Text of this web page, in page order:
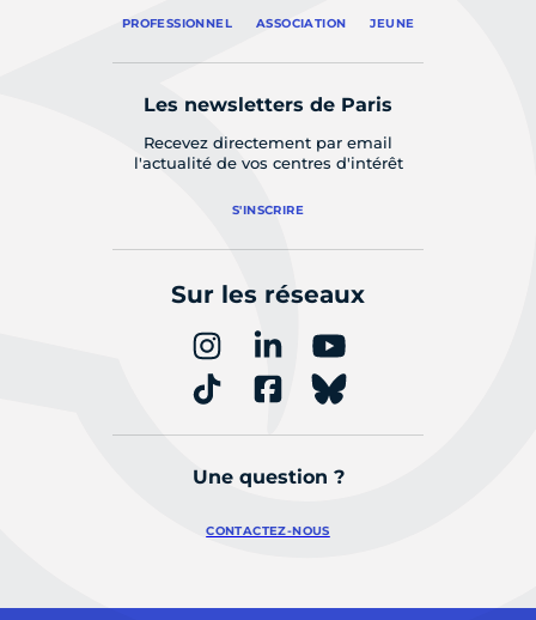
PROFESSIONNEL ASSOCIATION JEUNE
Les newsletters de Paris
Recevez directement par email
l'actualité de vos centres d'intérêt
S'INSCRIRE
Sur les réseaux
Une question ?
CONTACTEZ-NOUS